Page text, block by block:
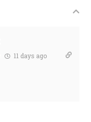
11 days ago